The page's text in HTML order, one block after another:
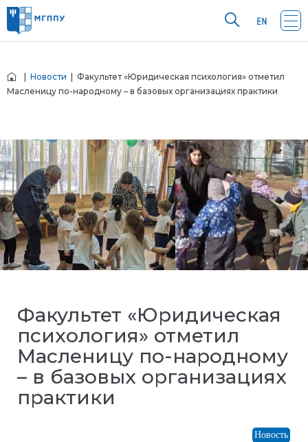
Новости | Факультет «Юридическая психология» отметил
Масленицу по-народному – в базовых организациях практики
Факультет «Юридическая
психология» отметил
Масленицу по-народному
– в базовых организациях
практики
Новость